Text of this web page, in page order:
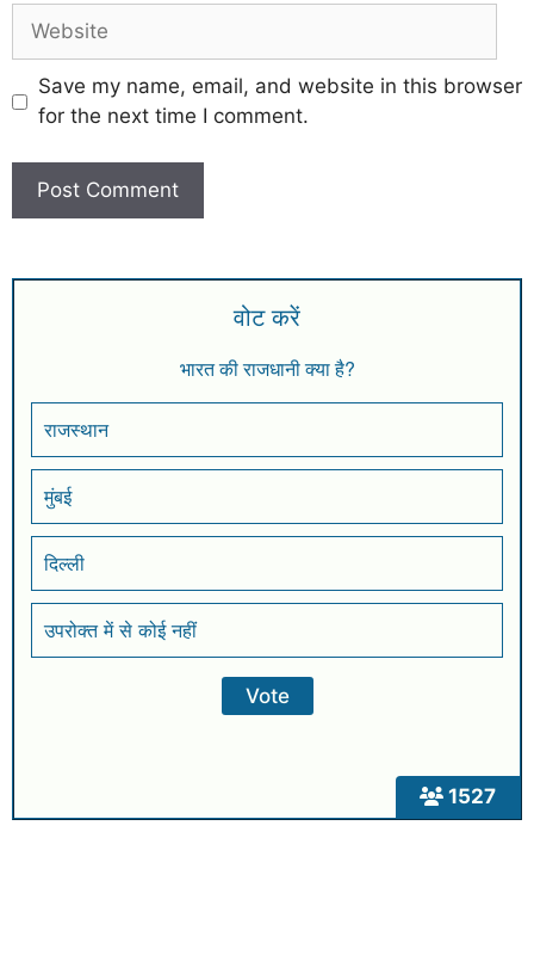
Save my name, email, and website in this browser
for the next time I comment.
1527
वोट करें
भारत की राजधानी क्या है?
राजस्थान
मुंबई
दिल्ली
उपरोक्त में से कोई नहीं